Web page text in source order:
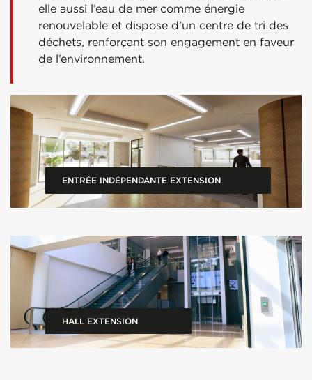
elle aussi l’eau de mer comme énergie
renouvelable et dispose d’un centre de tri des
déchets, renforçant son engagement en faveur
de l’environnement.
ENTRÉE INDÉPENDANTE EXTENSION
HALL EXTENSION